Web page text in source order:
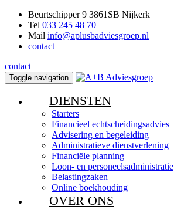
Beurtschipper 9 3861SB Nijkerk
Tel 033 245 48 70
Mail info@aplusbadviesgroep.nl
contact
contact
Toggle navigation
DIENSTEN
Starters
Financieel echtscheidingsadvies
Advisering en begeleiding
Administratieve dienstverlening
Financiële planning
Loon- en personeelsadministratie
Belastingzaken
Online boekhouding
OVER ONS